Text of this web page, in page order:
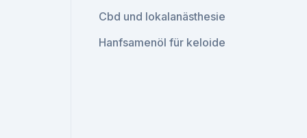
Cbd und lokalanästhesie
Hanfsamenöl für keloide